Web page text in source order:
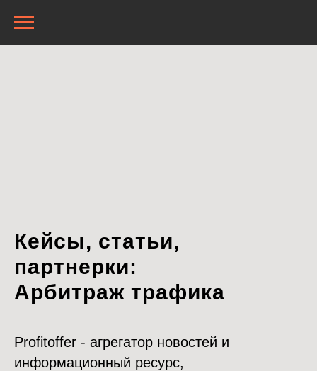
Кейсы, статьи,
партнерки:
Арбитраж трафика
Profitoffer - агрегатор новостей и
информационный ресурс,